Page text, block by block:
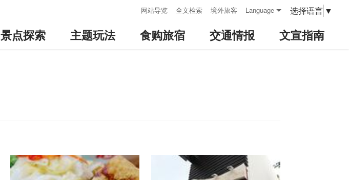
网站导览 全文检索 境外旅客 Language 选择语言 ▼
景点探索 主题玩法 食购旅宿 交通情报 文宣指南